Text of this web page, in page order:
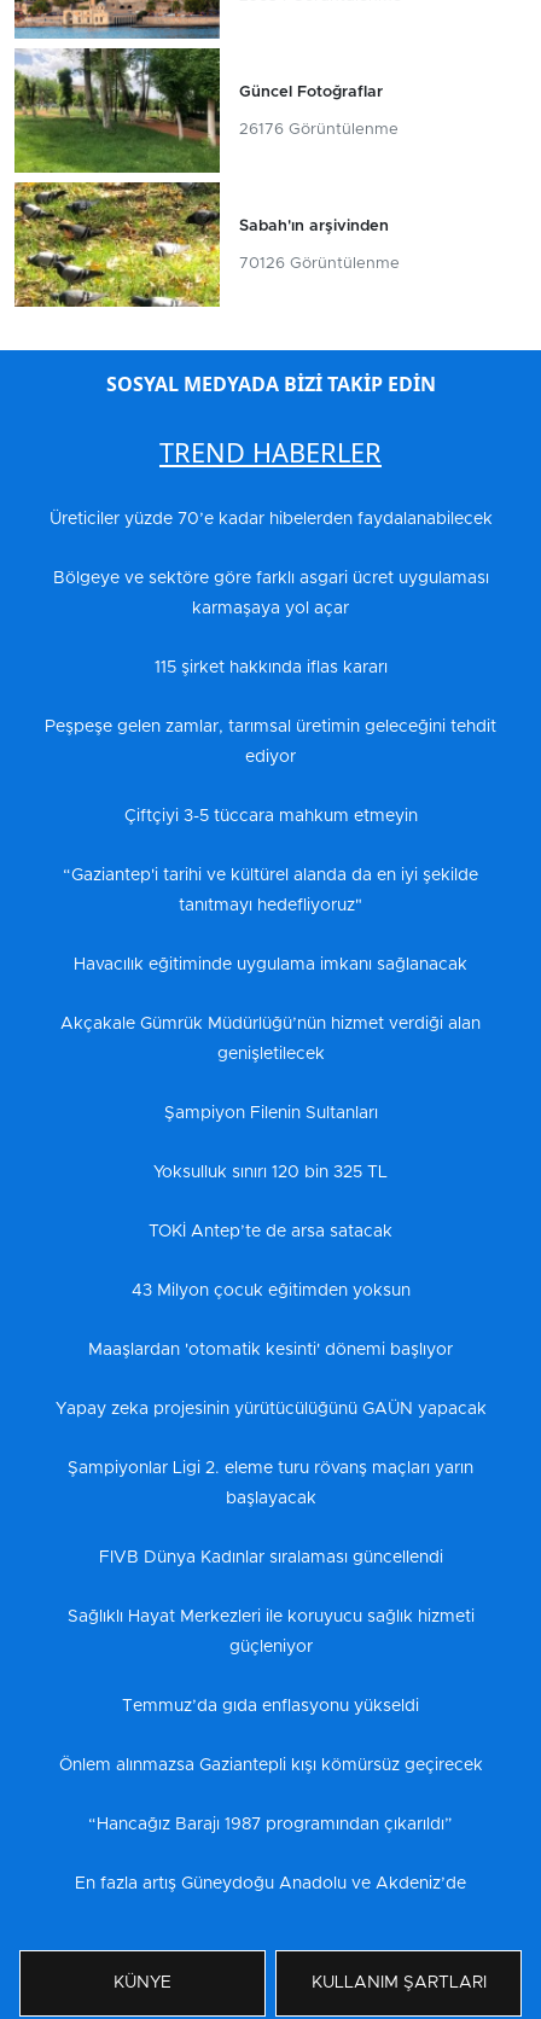
Güncel Fotoğraflar
26176 Görüntülenme
Sabah'ın arşivinden
70126 Görüntülenme
SOSYAL MEDYADA BİZİ TAKİP EDİN
TREND HABERLER
Üreticiler yüzde 70’e kadar hibelerden faydalanabilecek
Bölgeye ve sektöre göre farklı asgari ücret uygulaması
karmaşaya yol açar
115 şirket hakkında iflas kararı
Peşpeşe gelen zamlar, tarımsal üretimin geleceğini tehdit
ediyor
Çiftçiyi 3-5 tüccara mahkum etmeyin
“Gaziantep'i tarihi ve kültürel alanda da en iyi şekilde
tanıtmayı hedefliyoruz"
Havacılık eğitiminde uygulama imkanı sağlanacak
Akçakale Gümrük Müdürlüğü’nün hizmet verdiği alan
genişletilecek
Şampiyon Filenin Sultanları
Yoksulluk sınırı 120 bin 325 TL
TOKİ Antep’te de arsa satacak
43 Milyon çocuk eğitimden yoksun
Maaşlardan 'otomatik kesinti' dönemi başlıyor
Yapay zeka projesinin yürütücülüğünü GAÜN yapacak
Şampiyonlar Ligi 2. eleme turu rövanş maçları yarın
başlayacak
FIVB Dünya Kadınlar sıralaması güncellendi
Sağlıklı Hayat Merkezleri ile koruyucu sağlık hizmeti
güçleniyor
Temmuz’da gıda enflasyonu yükseldi
Önlem alınmazsa Gaziantepli kışı kömürsüz geçirecek
“Hancağız Barajı 1987 programından çıkarıldı”
En fazla artış Güneydoğu Anadolu ve Akdeniz’de
KÜNYE KULLANIM ŞARTLARI